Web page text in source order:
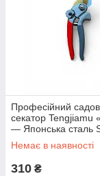
Професійний
секатор Tengjiamu
— Японська сталь
Немає в наявності
310 ₴